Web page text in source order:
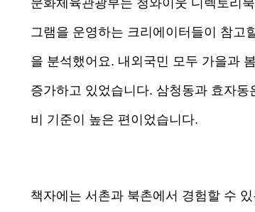
문화체육관광부는 청와이웃 디렉토리
그램을 운영하는 크리에이터들이 참고
을 분석했어요. 내외국민 모두 가을과
증가하고 있었습니다. 삼청동과 효자
비 기준이 높은 편이었습니다.
책자에는 서촌과 북촌에서 경험할 수